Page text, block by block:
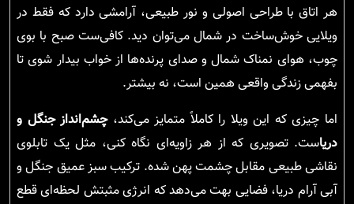
هر اتاق با طراحی اصولی و نور طبیعی، آرامشی دارد که فقط در
ویلایی خوش‌ساخت در شمال می‌توان دید. کافی‌ست صبح با بوی
چوب، هوای نمناک شمال و صدای پرنده‌ها از خواب بیدار شوی تا
بفهمی زندگی واقعی همین است، نه بیشتر.
اما چیزی که این ویلا را کاملاً متمایز می‌کند،چشم‌انداز جنگل و
دریاست. تصویری که از هر زاویه‌ای نگاه کنی، مثل یک تابلوی
نقاشی طبیعی مقابل چشمت پهن شده. ترکیب سبز عمیق جنگل و
آبی آرام دریا، فضایی بهت می‌دهد که انرژی مثبتش لحظه‌ای قطع